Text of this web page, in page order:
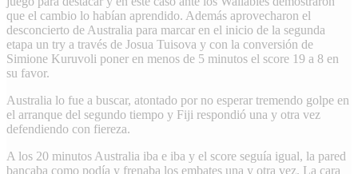
que el cambio lo habían aprendido. Además aprovecharon el
desconcierto de Australia para marcar en el inicio de la segunda
etapa un try a través de Josua Tuisova y con la conversión de
Simione Kuruvoli poner en menos de 5 minutos el score 19 a 8 en
su favor.
Australia lo fue a buscar, atontado por no esperar tremendo golpe en
el arranque del segundo tiempo y Fiji respondió una y otra vez
defendiendo con fiereza.
A los 20 minutos Australia iba e iba y el score seguía igual, la pared
bancaba como podía y frenaba los embates una y otra vez. La cara